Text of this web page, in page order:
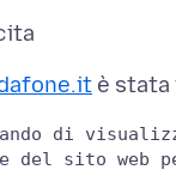
di